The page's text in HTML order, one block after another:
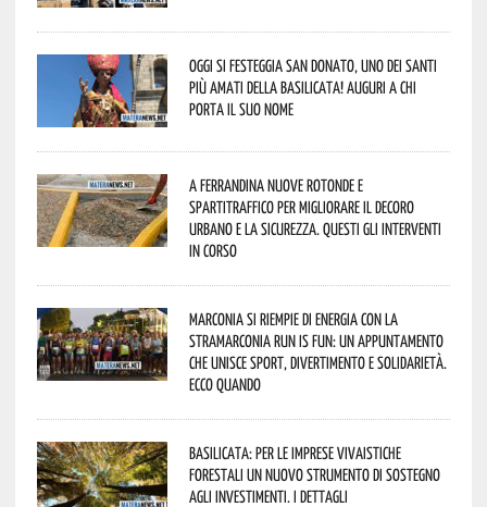
Oggi si festeggia San Donato, uno dei Santi
più amati della Basilicata! Auguri a chi
porta il suo nome
A Ferrandina nuove rotonde e
spartitraffico per migliorare il decoro
urbano e la sicurezza. Questi gli interventi
in corso
Marconia si riempie di energia con la
StraMarconia Run is Fun: un appuntamento
che unisce sport, divertimento e solidarietà.
Ecco quando
Basilicata: per le imprese vivaistiche
forestali un nuovo strumento di sostegno
agli investimenti. I dettagli